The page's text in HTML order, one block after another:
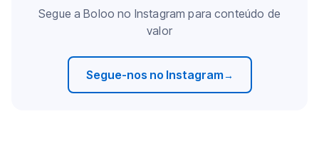
Segue a Boloo no Instagram para conteúdo de
valor
Segue-nos no Instagram→